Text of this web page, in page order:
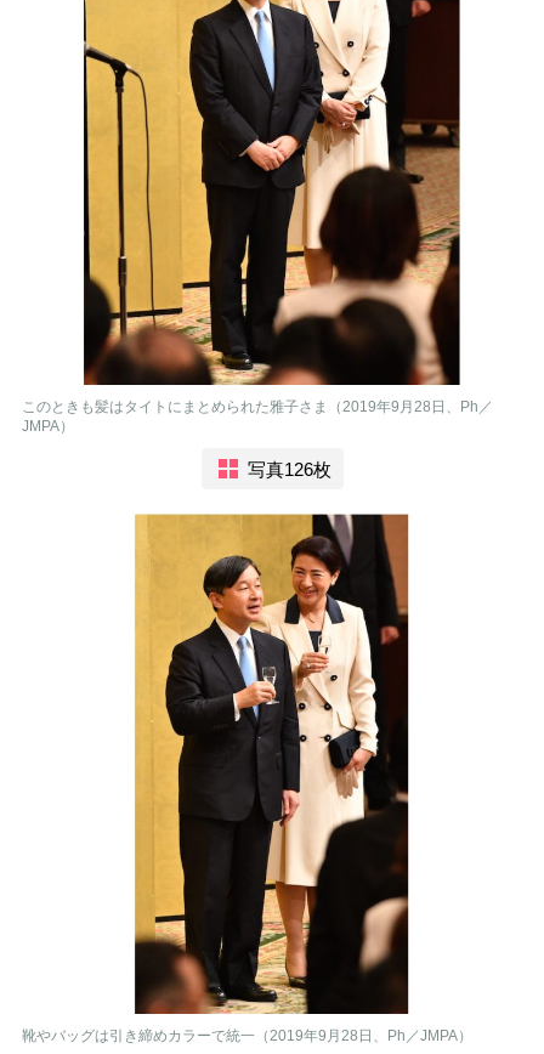
このときも髪はタイトにまとめられた雅子さま（2019年9月28日、Ph／
JMPA）
写真126枚
靴やバッグは引き締めカラーで統一（2019年9月28日、Ph／JMPA）